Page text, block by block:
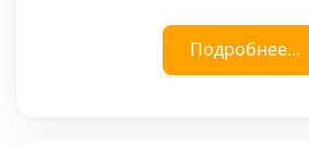
Подробнее...